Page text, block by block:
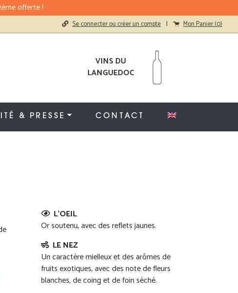
offerte !
Se connecter ou créer un compte | Mon Panier (0)
VINS DU
LANGUEDOC
& PRESSE CONTACT
L'OEIL
Or soutenu, avec des reflets jaunes.
LE NEZ
Un caractère mielleux et des arômes de
fruits exotiques, avec des note de fleurs
blanches, de coing et de foin séché.